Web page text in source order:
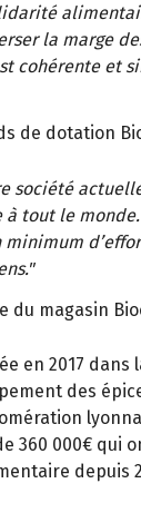
la marge
cohérente et
de dotation
société
à tout le
minimum
du magasin
en 2017
des
360 000€ qui
depuis